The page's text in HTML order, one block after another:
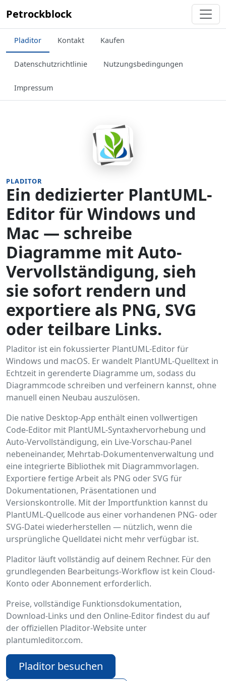
Petrockblock
Pladitor Kontakt Kaufen
Datenschutzrichtlinie Nutzungsbedingungen
Impressum
PLADITOR
Ein dedizierter PlantUML-
Editor für Windows und
Mac — schreibe
Diagramme mit Auto-
Vervollständigung, sieh
sie sofort rendern und
exportiere als PNG, SVG
oder teilbare Links.
Pladitor ist ein fokussierter PlantUML-Editor für
Windows und macOS. Er wandelt PlantUML-Quelltext in
Echtzeit in gerenderte Diagramme um, sodass du
Diagrammcode schreiben und verfeinern kannst, ohne
manuell einen Neubau auszulösen.
Die native Desktop-App enthält einen vollwertigen
Code-Editor mit PlantUML-Syntaxhervorhebung und
Auto-Vervollständigung, ein Live-Vorschau-Panel
nebeneinander, Mehrtab-Dokumentenverwaltung und
eine integrierte Bibliothek mit Diagrammvorlagen.
Exportiere fertige Arbeit als PNG oder SVG für
Dokumentationen, Präsentationen und
Versionskontrolle. Mit der Importfunktion kannst du
PlantUML-Quellcode aus einer vorhandenen PNG- oder
SVG-Datei wiederherstellen — nützlich, wenn die
ursprüngliche Quelldatei nicht mehr verfügbar ist.
Pladitor läuft vollständig auf deinem Rechner. Für den
grundlegenden Bearbeitungs-Workflow ist kein Cloud-
Konto oder Abonnement erforderlich.
Preise, vollständige Funktionsdokumentation,
Download-Links und den Online-Editor findest du auf
der offiziellen Pladitor-Website unter
plantumleditor.com.
Pladitor besuchen